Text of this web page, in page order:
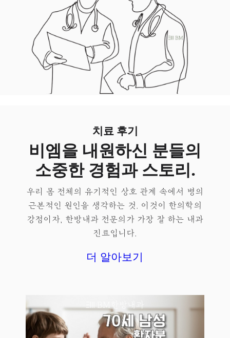
치료 후기
비엠을 내원하신 분들의
소중한 경험과 스토리.
우리 몸 전체의 유기적인 상호 관계 속에서 병의
근본적인 원인을 생각하는 것. 이것이 한의학의
강점이자, 한방내과 전문의가 가장 잘 하는 내과
진료입니다.
더 알아보기